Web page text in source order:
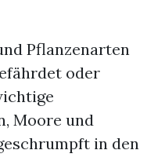
Pflanzenarten
oder
Moore und
in den